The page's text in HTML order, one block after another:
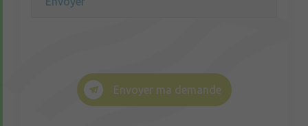
Envoyer ma demande